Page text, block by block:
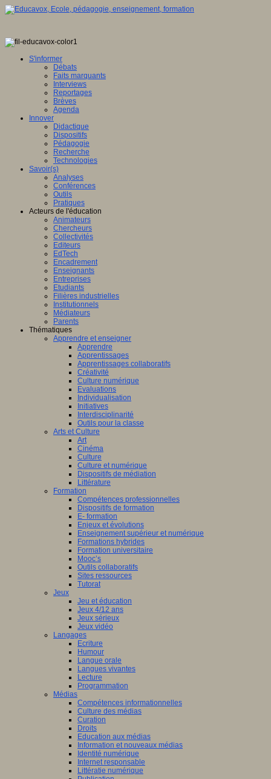
S'informer
Débats
Faits marquants
Interviews
Reportages
Brèves
Agenda
Innover
Didactique
Dispositifs
Pédagogie
Recherche
Technologies
Savoir(s)
Analyses
Conférences
Outils
Pratiques
Acteurs de l'éducation
Animateurs
Chercheurs
Collectivités
Editeurs
EdTech
Encadrement
Enseignants
Entreprises
Etudiants
Filières industrielles
Institutionnels
Médiateurs
Parents
Thématiques
Apprendre et enseigner
Apprendre
Apprentissages
Apprentissages collaboratifs
Créativité
Culture numérique
Evaluations
Individualisation
Initiatives
Interdisciplinarité
Outils pour la classe
Arts et Culture
Art
Cinéma
Culture
Culture et numérique
Dispositifs de médiation
Littérature
Formation
Compétences professionnelles
Dispositifs de formation
E- formation
Enjeux et évolutions
Enseignement supérieur et numérique
Formations hybrides
Formation universitaire
Mooc’s
Outils collaboratifs
Sites ressources
Tutorat
Jeux
Jeu et éducation
Jeux 4/12 ans
Jeux sérieux
Jeux vidéo
Langages
Ecriture
Humour
Langue orale
Langues vivantes
Lecture
Programmation
Médias
Compétences informationnelles
Culture des médias
Curation
Droits
Education aux médias
Information et nouveaux médias
Identité numérique
Internet responsable
Littératie numérique